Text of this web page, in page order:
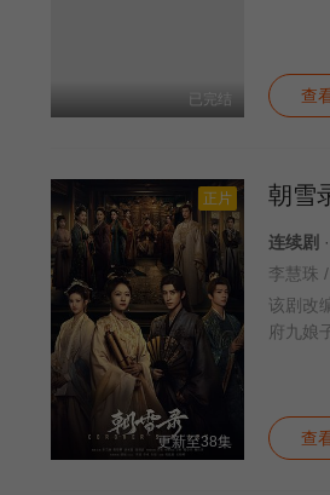
已完结 查
正片
更新至38集
朝雪
连续剧
该剧改
府九娘
查